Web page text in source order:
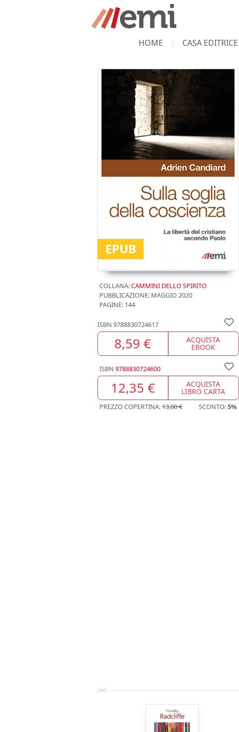
HOME CASA EDITRICE
EPUB
COLLANA:CAMMINI DELLO SPIRITO
PUBBLICAZIONE: MAGGIO 2020
PAGINE: 144
ISBN 9788830724617
8,59 € ACQUISTA
EBOOK
ISBN 9788830724600
12,35 € ACQUISTA
LIBRO CARTA
PREZZO COPERTINA:13,00 € SCONTO:5%